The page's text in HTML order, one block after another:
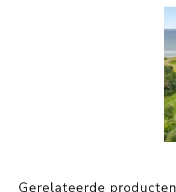
Gerelateerde producten